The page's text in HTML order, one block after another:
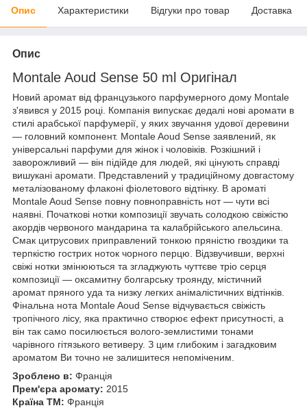
Опис Характеристики Відгуки про товар Доставка
Опис
Montale Aoud Sense 50 ml Оригінал
Новий аромат від французького парфумерного дому Montale
з'явився у 2015 році. Компанія випускає дедалі нові аромати в
стилі арабської парфумерії, у яких звучання удової деревини
— головний компонент. Montale Aoud Sense заявлений, як
універсальні парфуми для жінок і чоловіків. Розкішний і
заворожливий — він підійде для людей, які цінують справді
вишукані аромати. Представлений у традиційному довгастому
металізованому флаконі фіолетового відтінку. В ароматі
Montale Aoud Sense повну повноправність нот — чути всі
наявні. Початкові нотки композиції звучать солодкою свіжістю
акордів червоного мандарина та калабрійського апельсина.
Смак цитрусових приправлений тонкою пряністю гвоздики та
терпкістю гострих ноток чорного перцю. Відзвучивши, верхні
свіжі нотки змінюються та згладжують чуттєве тріо серця
композиції — оксамитну болгарську троянду, містичний
аромат пряного уда та низку легких анімалістичних відтінків.
Фінальна нота Montale Aoud Sense відчувається свіжість
тропічного лісу, яка практично створює ефект присутності, а
він так само посилюється волого-землистими тонами
чарівного гітязького ветиверу. З цим глибоким і загадковим
ароматом Ви точно не залишитеся непоміченим.
Зроблено в: Франція
Прем'єра аромату: 2015
Країна ТМ: Франція